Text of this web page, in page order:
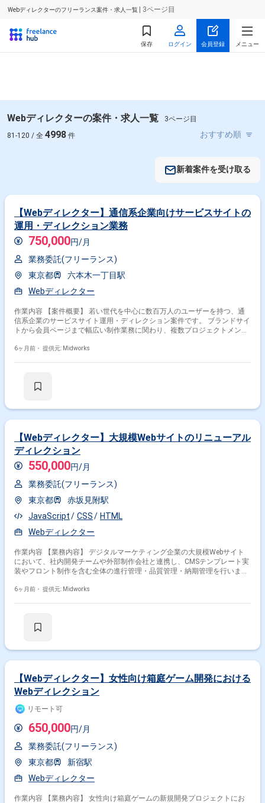
Webディレクターのフリーランス案件・求人一覧 | 3ページ目
保存 ログイン 会員登録 メニュー
Webディレクターの案件・求人一覧
3ページ目
81-120 / 全 4998 件
新着案件を受け取る
【Webディレクター】通信系企業向けサービスサイトの
運用・ディレクション業務
750,000円/月
業務委託(フリーランス)
東京都
六本木一丁目駅
Webディレクター
作業内容 【案件概要】 若い世代を中心に数百万人のユーザーを持つ、通
信系企業のサービスサイト運用・ディレクション案件です。 ブランドサイ
トから会員ページまで幅広い制作業務に関わり、複数プロジェクトメンバ
ーザー視点でのデザイン改善やサービス将来像に関する提案も一部行い、
スト作業（一部案件のみ）
6ヶ月前・ 提供元: Midworks
【Webディレクター】大規模Webサイトのリニューアル
ディレクション
550,000円/月
業務委託(フリーランス)
東京都
赤坂見附駅
JavaScript
CSS
HTML
Webディレクター
作業内容 【業務内容】 デジタルマーケティング企業の大規模Webサイト
において、社内開発チームや外部制作会社と連携し、CMSテンプレート実
装やフロント制作を含む全体の進行管理・品質管理・納期管理を行いま
ニケーション ・外部制作会社・開発会社へのディレクション、進捗管理、
6ヶ月前・ 提供元: Midworks
【Webディレクター】女性向け箱庭ゲーム開発における
Webディレクション
リモート可
650,000円/月
業務委託(フリーランス)
東京都
新宿駅
Webディレクター
作業内容 【業務内容】 女性向け箱庭ゲームの新規開発プロジェクトにお